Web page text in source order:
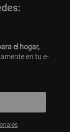
para reuniones
estilo de juego.
el hogar,
en tu e-